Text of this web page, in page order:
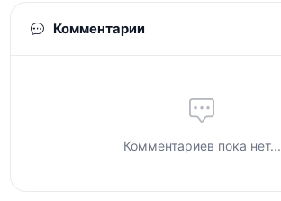
Комментарии
Комментариев пока нет...